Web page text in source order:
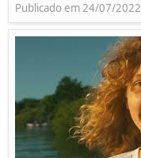
Publicado em 24/07/2022